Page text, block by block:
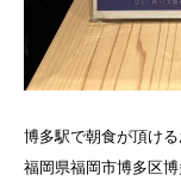
博多駅で朝食が頂け
福岡県福岡市博多区